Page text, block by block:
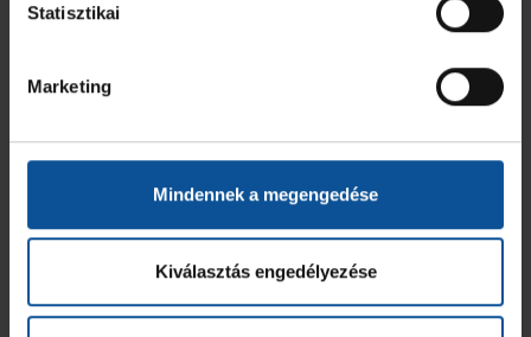
Statisztikai
Marketing
Mindennek a megengedése
Kiválasztás engedélyezése